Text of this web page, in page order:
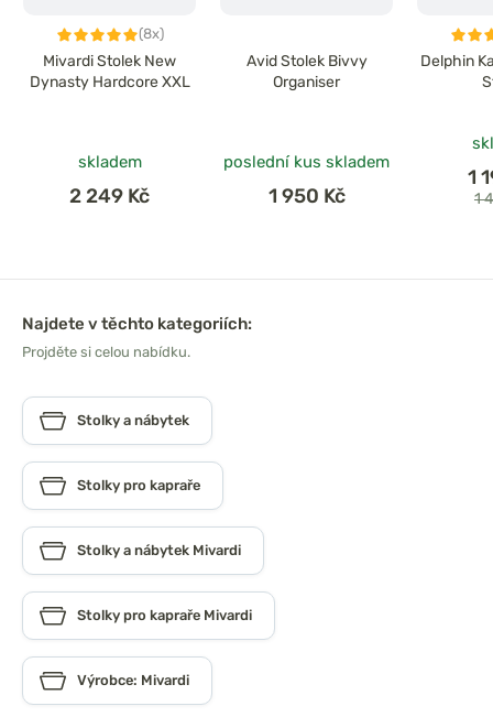
(8x)
Mivardi Stolek New
Dynasty Hardcore XXL
skladem
2 249 Kč
Avid Stolek Bivvy
Organiser
poslední kus skladem
1 950 Kč
Delphin
1
1
Najdete v těchto kategoriích:
Projděte si celou nabídku.
Stolky a nábytek
Stolky pro kapraře
Stolky a nábytek Mivardi
Stolky pro kapraře Mivardi
Výrobce: Mivardi